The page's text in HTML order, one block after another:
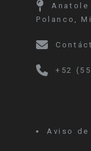
Anatole
Polanco,
+52
Aviso